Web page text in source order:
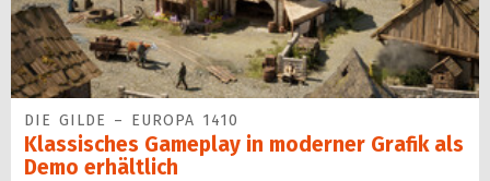
DIE GILDE – EUROPA 1410
Klassisches Gameplay in moderner Grafik als
Demo erhältlich